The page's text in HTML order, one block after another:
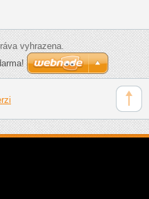
vyhrazena.